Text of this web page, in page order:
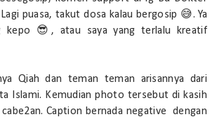
puasa, takut dosa kalau bergosip 😅. Ya
kepo 😎, atau saya yang terlalu kreatif
Qiah dan teman teman arisannya dari
Islami. Kemudian photo tersebut di kasih
Caption bernada negative dengan